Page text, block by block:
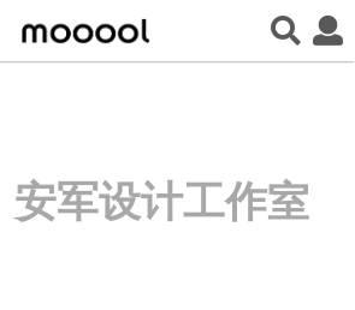
安军设计工作室